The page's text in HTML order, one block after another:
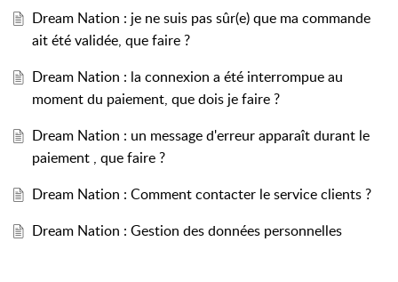
Dream Nation : je ne suis pas sûr(e) que ma commande
ait été validée, que faire ?
Dream Nation : la connexion a été interrompue au
moment du paiement, que dois je faire ?
Dream Nation : un message d'erreur apparaît durant le
paiement , que faire ?
Dream Nation : Comment contacter le service clients ?
Dream Nation : Gestion des données personnelles